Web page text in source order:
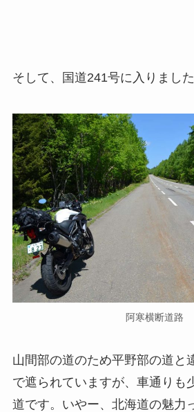
そして、国道241号に入りました
阿寒横断道路
山間部の道のため平野部の道と
で遮られていますが、車通りも
道です。いやー、北海道の魅力